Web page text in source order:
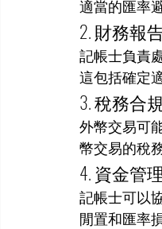
適當的匯率
2. 財務報
記帳士負責
這包括確定
3. 稅務合
外幣交易可
幣交易的稅
4. 資金管理
記帳士可以
閒置和匯率損